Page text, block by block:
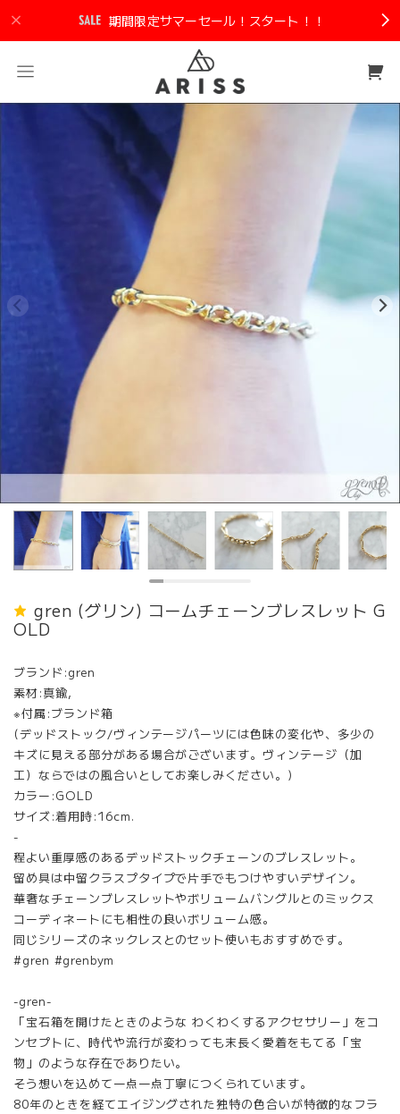
期間限定サマーセール！スタート！！
gren (グリン) コームチェーンブレスレット G
OLD
ブランド:gren
素材:真鍮,
※付属:ブランド箱
(デッドストック/ヴィンテージパーツには色味の変化や、多少の
キズに見える部分がある場合がございます。ヴィンテージ（加
工）ならではの風合いとしてお楽しみください。)
カラー:GOLD
サイズ:着用時:16cm.
-
程よい重厚感のあるデッドストックチェーンのブレスレット。
留め具は中留クラスプタイプで片手でもつけやすいデザイン。
華奢なチェーンブレスレットやボリュームバングルとのミックス
コーディネートにも相性の良いボリューム感。
同じシリーズのネックレスとのセット使いもおすすめです。
#gren #grenbym
-gren-
「宝石箱を開けたときのような わくわくするアクセサリー」をコ
ンセプトに、時代や流行が変わっても末長く愛着をもてる「宝
物」のような存在でありたい。
そう想いを込めて一点一点丁寧につくられています。
80年のときを経てエイジングされた独特の色合いが特徴的なフラ